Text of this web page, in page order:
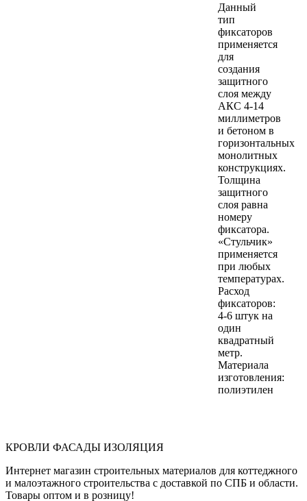
Данный
тип
фиксаторов
применяется
для
создания
защитного
слоя между
АКС 4-14
миллиметров
и бетоном в
горизонтальных
монолитных
конструкциях.
Толщина
защитного
слоя равна
номеру
фиксатора.
«Стульчик»
применяется
при любых
температурах.
Расход
фиксаторов:
4-6 штук на
один
квадратный
метр.
Материала
изготовления:
полиэтилен
КРОВЛИ ФАСАДЫ ИЗОЛЯЦИЯ
Интернет магазин строительных материалов для коттеджного
и малоэтажного строительства с доставкой по СПБ и области.
Товары оптом и в розницу!